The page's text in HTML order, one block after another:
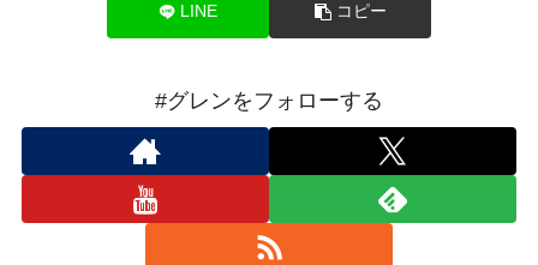
LINE コピー
#グレンをフォローする